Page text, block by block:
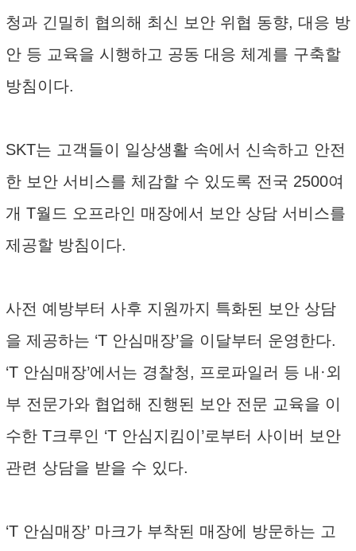
청과 긴밀히 협의해 최신 보안 위협 동향, 대응 방
안 등 교육을 시행하고 공동 대응 체계를 구축할
방침이다.
SKT는 고객들이 일상생활 속에서 신속하고 안전
한 보안 서비스를 체감할 수 있도록 전국 2500여
개 T월드 오프라인 매장에서 보안 상담 서비스를
제공할 방침이다.
사전 예방부터 사후 지원까지 특화된 보안 상담
을 제공하는 ‘T 안심매장’을 이달부터 운영한다.
‘T 안심매장’에서는 경찰청, 프로파일러 등 내·외
부 전문가와 협업해 진행된 보안 전문 교육을 이
수한 T크루인 ‘T 안심지킴이’로부터 사이버 보안
관련 상담을 받을 수 있다.
‘T 안심매장’ 마크가 부착된 매장에 방문하는 고